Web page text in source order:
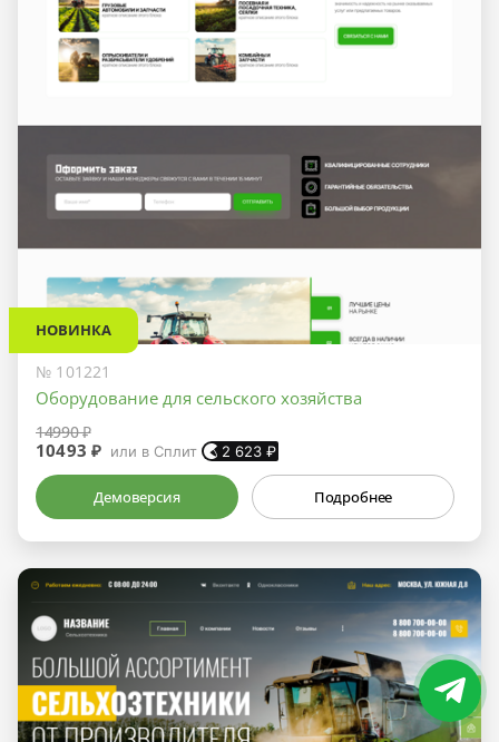
НОВИНКА
№ 101221
Оборудование для сельского хозяйства
14990 ₽
10493 ₽ или в Сплит 2 623 ₽
Демоверсия Подробнее